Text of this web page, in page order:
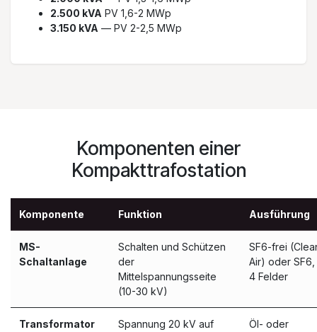
2.500 kVA PV 1,6-2 MWp
3.150 kVA — PV 2-2,5 MWp
Komponenten einer
Kompakttrafostation
Komponente Funktion Ausführung
MS-
Schaltanlage
Schalten und Schützen
der
Mittelspannungsseite
(10-30 kV)
SF6-frei
Air) oder
4 Felder
Transformator
Spannung 20 kV auf
Öl- oder